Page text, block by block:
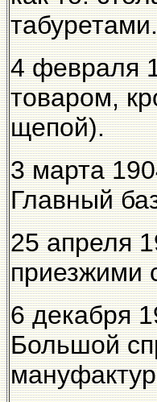
табуретами.
4 февраля
товаром,
щепой).
3 марта
Главный
25 апреля
приезжими
6 декабря
Большой